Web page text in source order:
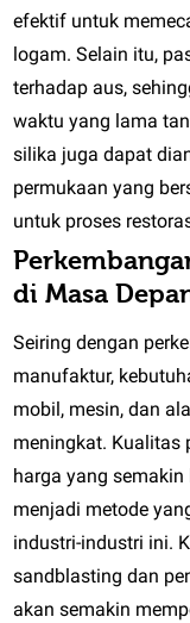
efektif untuk
logam. Selain itu,
terhadap aus,
waktu yang lama
silika juga dapat
permukaan yang
untuk proses
di Masa
Seiring dengan
manufaktur,
mobil, mesin, dan
meningkat. Kualitas
harga yang
menjadi metode
industri-industri ini.
sandblasting dan
akan semakin